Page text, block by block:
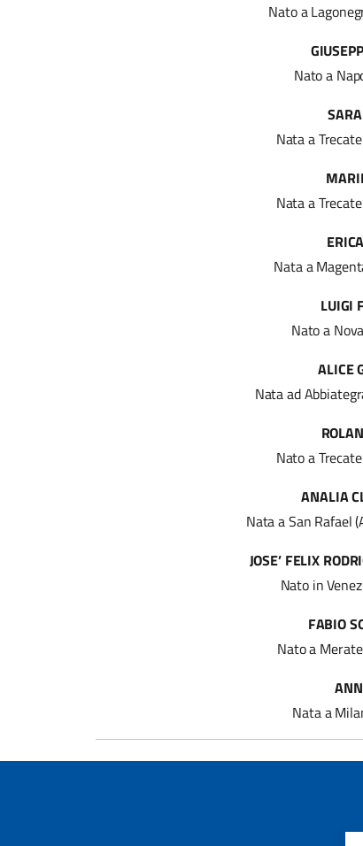
Nato a
Nato a
Nata a
Nata a
Nata a
LUIGI
Nato a
ALICE
Nata ad
Nato a
ANALIA
Nata a San
JOSE’ FELIX
Nato in
FABIO
Nato a
Nata a